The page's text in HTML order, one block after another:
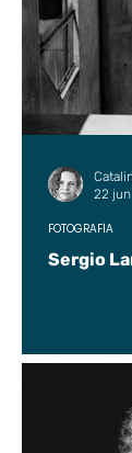
Sergio
FOTOGRAFÍA
22 jun